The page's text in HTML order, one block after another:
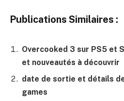
Publications Similaires :
Overcooked 3 sur PS5 et
et nouveautés à découvrir
date de sortie et détails
games